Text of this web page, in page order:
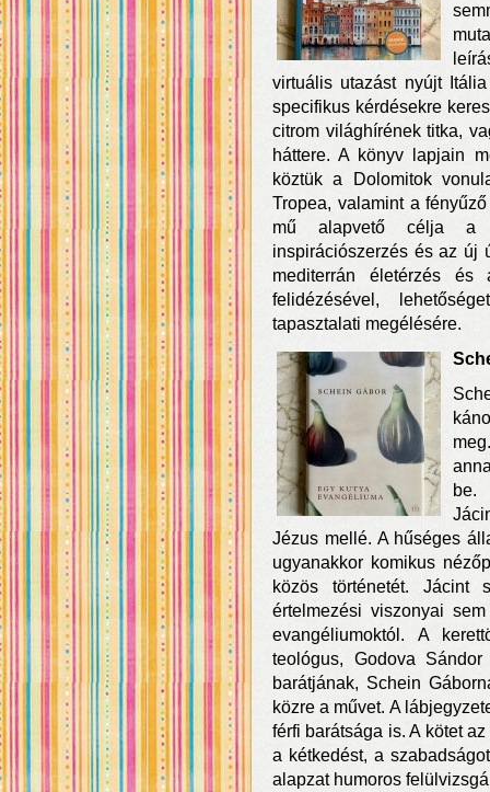
virtuális utazást nyújt
specifikus kérdésekre
citrom világhírének titka,
háttere. A könyv lapjain
köztük a Dolomitok
Tropea, valamint a
mű alapvető célja a
inspirációszerzés és az új
mediterrán életérzés
felidézésével,
tapasztalati megélésére.
be.
Jézus mellé. A hűséges
ugyanakkor komikus
közös történetét. Jácint
értelmezési viszonyai
evangéliumoktól. A
teológus, Godova
barátjának, Schein
közre a művet. A
férfi barátsága is. A kötet
a kétkedést, a
alapzat humoros